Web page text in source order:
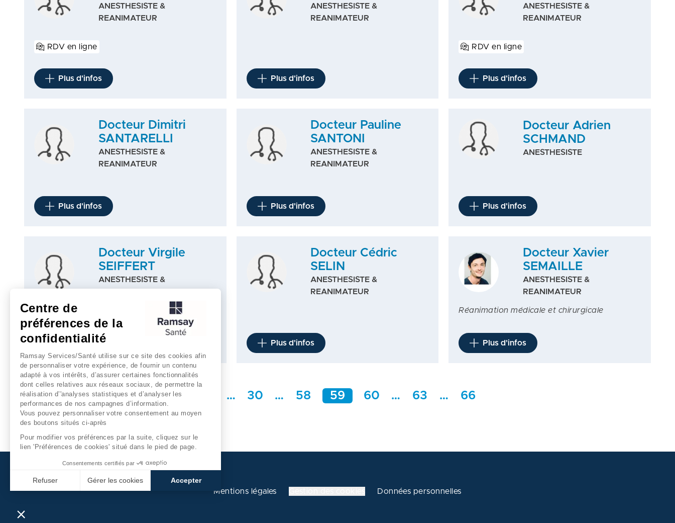
ANESTHESISTE &
REANIMATEUR
RDV en ligne
Plus d'infos
ANESTHESISTE &
REANIMATEUR
Plus d'infos
ANESTHESISTE &
REANIMATEUR
RDV en ligne
Plus d'infos
Docteur Dimitri
SANTARELLI
ANESTHESISTE &
REANIMATEUR
Plus d'infos
Docteur Pauline
SANTONI
ANESTHESISTE &
REANIMATEUR
Plus d'infos
Docteur Adrien
SCHMAND
ANESTHESISTE
Plus d'infos
Docteur Virgile
SEIFFERT
ANESTHESISTE &
Plus d'infos
Docteur Cédric
SELIN
ANESTHESISTE &
REANIMATEUR
Plus d'infos
Docteur Xavier
SEMAILLE
ANESTHESISTE &
REANIMATEUR
Réanimation médicale et chirurgicale
Plus d'infos
… 30 … 58 59 60 … 63 … 66
Mentions légales Données personnelles
Centre de
préférences de la
confidentialité
Ramsay Services/Santé utilise sur ce site des cookies afin
de personnaliser votre expérience, de fournir un contenu
adapté à vos intérêts, d’assurer certaines fonctionnalités
dont celles relatives aux réseaux sociaux, de permettre la
réalisation d’'analyses statistiques et d’analyser les
performances de nos campagnes d’information.
Vous pouvez personnaliser votre consentement au moyen
des boutons situés ci-après
Pour modifier vos préférences par la suite, cliquez sur le
lien 'Préférences de cookies' situé dans le pied de page.
Consentements certifiés par
Refuser Gérer les cookies Accepter
Plateforme de Gestion du Consentement : Personnalisez vos Options
Notre plateforme vous permet d'adapter et de gérer vos paramètres de confidentialité, en garantissant la conformité avec les réglementations. Personnalisez vos préférences